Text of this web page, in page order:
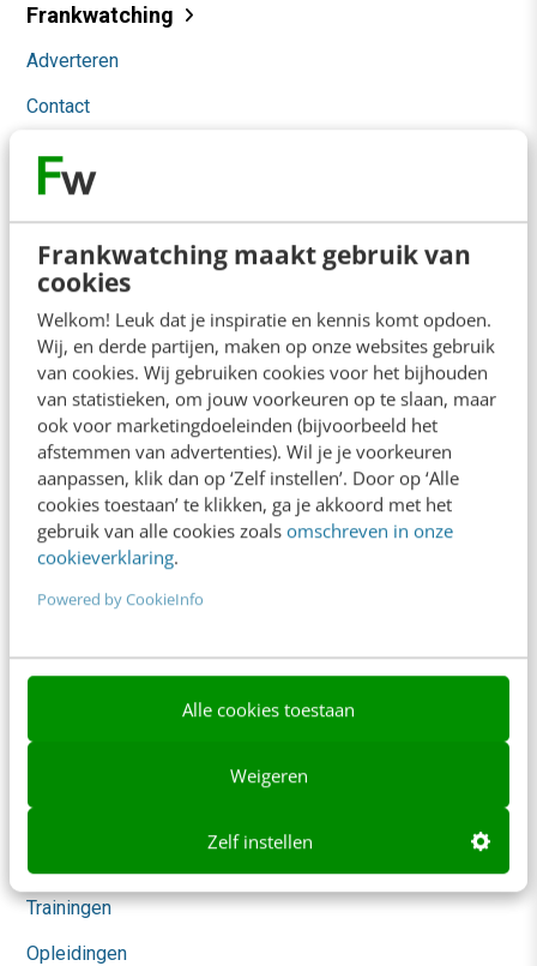
Frankwatching maakt gebruik van
cookies
Welkom! Leuk dat je inspiratie en kennis komt opdoen.
Wij, en derde partijen, maken op onze websites gebruik
van cookies. Wij gebruiken cookies voor het bijhouden
van statistieken, om jouw voorkeuren op te slaan, maar
ook voor marketingdoeleinden (bijvoorbeeld het
afstemmen van advertenties). Wil je je voorkeuren
aanpassen, klik dan op ‘Zelf instellen’. Door op ‘Alle
cookies toestaan’ te klikken, ga je akkoord met het
gebruik van alle cookies zoals omschreven in onze
cookieverklaring.
Powered by CookieInfo
Alle cookies toestaan
Weigeren
Zelf instellen
Frankwatching
Adverteren
Contact
Nieuwsbrieven
Over ons
Ons team
Werken bij
Whitepapers
Blog
AI & Tech
Content & Communicatie
Klantcontact & CX
Themanieuwsbrieven
Agenda
Trainingen
Opleidingen